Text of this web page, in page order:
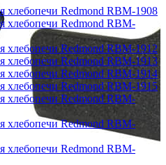
хлебопечи Redmond RBM-1908
хлебопечи Redmond RBM-
хлебопечи Redmond RBM-1912
хлебопечи Redmond RBM-1913
хлебопечи Redmond RBM-1914
хлебопечи Redmond RBM-1915
хлебопечи Redmond RBM-
хлебопечи Redmond RBM-
хлебопечи Redmond RBM-